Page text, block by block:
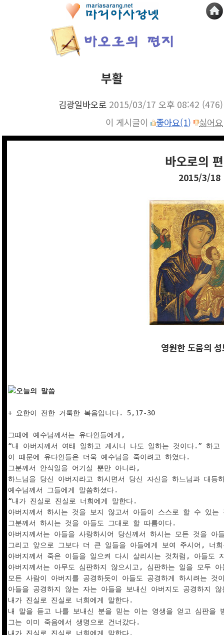
부활
김광일바오로 2015/03/17 오후 08:42 (476)
이 게시글이
좋아요(1) 싫어요
바오로의
2015/3/18
영원한 도움의
오늘의 말씀
+ 요한이 전한 거룩한 복음입니다. 5,17-30
그때에 예수님께서는 유다인들에게,
“내 아버지께서 여태 일하고 계시니 나도 일하는 것이다.” 하고
이 때문에 유다인들은 더욱 예수님을 죽이려고 하였다.
그분께서 안식일을 어기실 뿐만 아니라,
하느님을 당신 아버지라고 하시면서 당신 자신을 하느님과 대등
예수님께서 그들에게 말씀하셨다.
“내가 진실로 진실로 너희에게 말한다.
아버지께서 하시는 것을 보지 않고서 아들이 스스로 할 수 있
그분께서 하시는 것을 아들도 그대로 할 따름이다.
아버지께서는 아들을 사랑하시어 당신께서 하시는 모든 것을
그리고 앞으로 그보다 더 큰 일들을 아들에게 보여 주시어, 너
아버지께서 죽은 이들을 일으켜 다시 살리시는 것처럼, 아들도
아버지께서는 아무도 심판하지 않으시고, 심판하는 일을 모두
모든 사람이 아버지를 공경하듯이 아들도 공경하게 하시려는
아들을 공경하지 않는 자는 아들을 보내신 아버지도 공경하지
내가 진실로 진실로 너희에게 말한다.
내 말을 듣고 나를 보내신 분을 믿는 이는 영생을 얻고 심판을
그는 이미 죽음에서 생명으로 건너갔다.
내가 진실로 진실로 너희에게 말한다.